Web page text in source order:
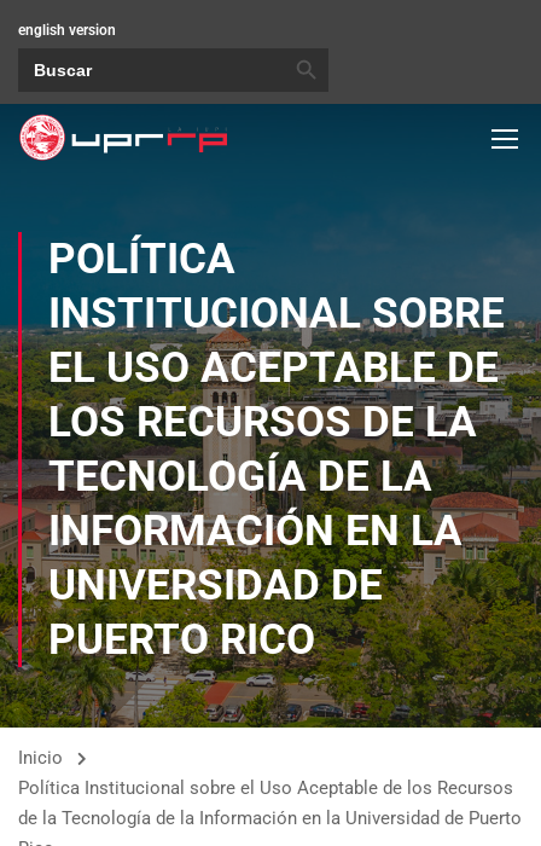
english version
POLÍTICA
INSTITUCIONAL SOBRE
EL USO ACEPTABLE DE
LOS RECURSOS DE LA
TECNOLOGÍA DE LA
INFORMACIÓN EN LA
UNIVERSIDAD DE
PUERTO RICO
Inicio
Política Institucional sobre el Uso Aceptable de los Recursos
de la Tecnología de la Información en la Universidad de Puerto